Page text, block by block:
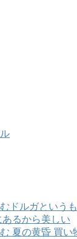
ドルガという
るから美しい
夏の黄昏 買い